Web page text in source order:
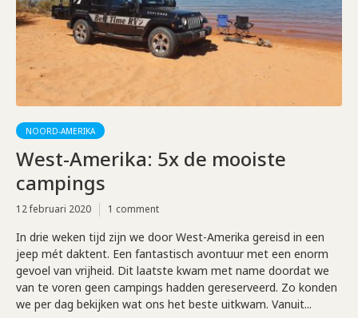
NOORD-AMERIKA
West-Amerika: 5x de mooiste
campings
12 februari 2020 1 comment
In drie weken tijd zijn we door West-Amerika gereisd in een
jeep mét daktent. Een fantastisch avontuur met een enorm
gevoel van vrijheid. Dit laatste kwam met name doordat we
van te voren geen campings hadden gereserveerd. Zo konden
we per dag bekijken wat ons het beste uitkwam. Vanuit...